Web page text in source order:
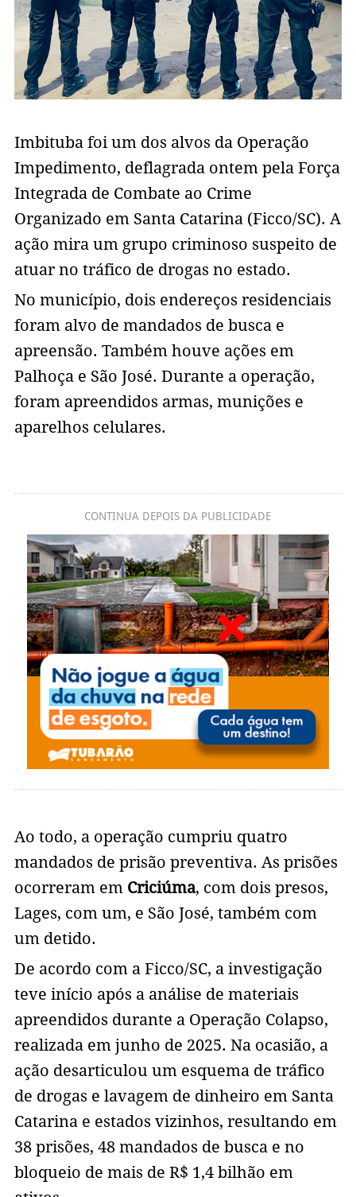
Imbituba foi um dos alvos da Operação
Impedimento, deflagrada ontem pela Força
Integrada de Combate ao Crime
Organizado em Santa Catarina (Ficco/SC). A
ação mira um grupo criminoso suspeito de
atuar no tráfico de drogas no estado.
No município, dois endereços residenciais
foram alvo de mandados de busca e
apreensão. Também houve ações em
Palhoça e São José. Durante a operação,
foram apreendidos armas, munições e
aparelhos celulares.
CONTINUA DEPOIS DA PUBLICIDADE
Ao todo, a operação cumpriu quatro
mandados de prisão preventiva. As prisões
ocorreram em Criciúma, com dois presos,
Lages, com um, e São José, também com
um detido.
De acordo com a Ficco/SC, a investigação
teve início após a análise de materiais
apreendidos durante a Operação Colapso,
realizada em junho de 2025. Na ocasião, a
ação desarticulou um esquema de tráfico
de drogas e lavagem de dinheiro em Santa
Catarina e estados vizinhos, resultando em
38 prisões, 48 mandados de busca e no
bloqueio de mais de R$ 1,4 bilhão em